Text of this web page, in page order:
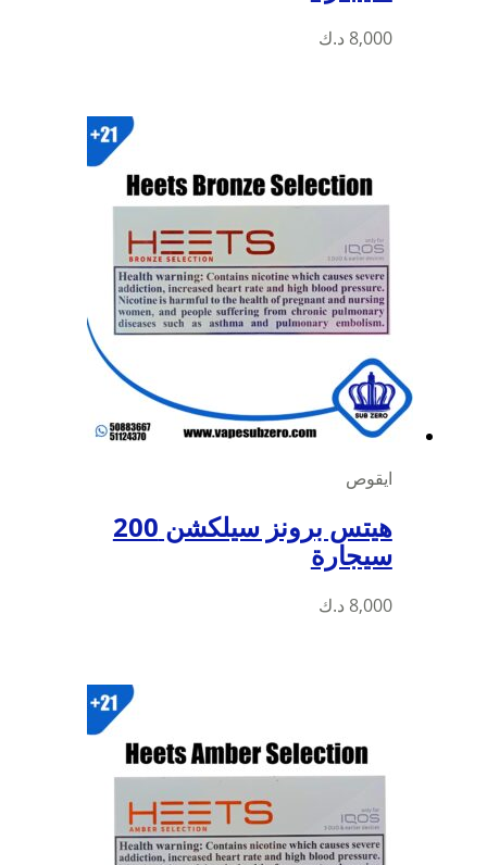
8,000 د.ك
ايقوص
هيتس برونز سيلكشن 200
سيجارة
8,000 د.ك